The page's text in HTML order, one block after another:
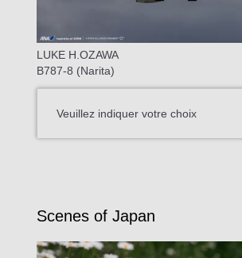
LUKE H.OZAWA
B787-8 (Narita)
Veuillez indiquer votre choix
Scenes of Japan